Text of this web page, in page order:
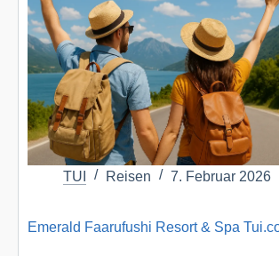
TUI Reisen 7. Februar 2026
Emerald Faarufushi Resort & Spa